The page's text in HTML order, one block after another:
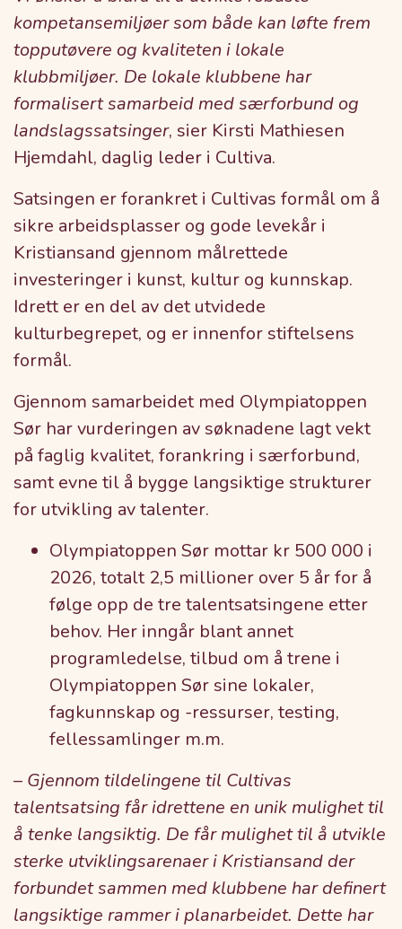
kompetansemiljøer som både kan løfte frem
topputøvere og kvaliteten i lokale
klubbmiljøer. De lokale klubbene har
formalisert samarbeid med særforbund og
landslagssatsinger, sier Kirsti Mathiesen
Hjemdahl, daglig leder i Cultiva.
Satsingen er forankret i Cultivas formål om å
sikre arbeidsplasser og gode levekår i
Kristiansand gjennom målrettede
investeringer i kunst, kultur og kunnskap.
Idrett er en del av det utvidede
kulturbegrepet, og er innenfor stiftelsens
formål.
Gjennom samarbeidet med Olympiatoppen
Sør har vurderingen av søknadene lagt vekt
på faglig kvalitet, forankring i særforbund,
samt evne til å bygge langsiktige strukturer
for utvikling av talenter.
Olympiatoppen Sør mottar kr 500 000 i
2026, totalt 2,5 millioner over 5 år for å
følge opp de tre talentsatsingene etter
behov. Her inngår blant annet
programledelse, tilbud om å trene i
Olympiatoppen Sør sine lokaler,
fagkunnskap og -ressurser, testing,
fellessamlinger m.m.
– Gjennom tildelingene til Cultivas
talentsatsing får idrettene en unik mulighet til
å tenke langsiktig. De får mulighet til å utvikle
sterke utviklingsarenaer i Kristiansand der
forbundet sammen med klubbene har definert
langsiktige rammer i planarbeidet. Dette har